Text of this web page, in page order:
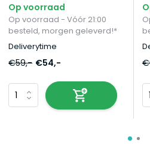
Op voorraad
Op voorraad - Vóór 21:00
besteld, morgen geleverd!*
Deliverytime
€59,- €54,-